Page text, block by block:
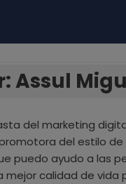
Assul
del marketing
del estilo de
puedo ayudo a las
mejor calidad de vida